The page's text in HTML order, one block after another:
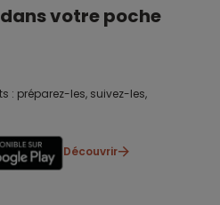
votre poche
: préparez-les, suivez-les,
Découvrir